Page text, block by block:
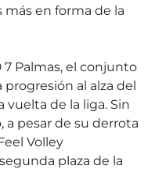
en forma de la
7 Palmas, el conjunto
al alza del
de la liga. Sin
a pesar de su derrota
Volley
plaza de la